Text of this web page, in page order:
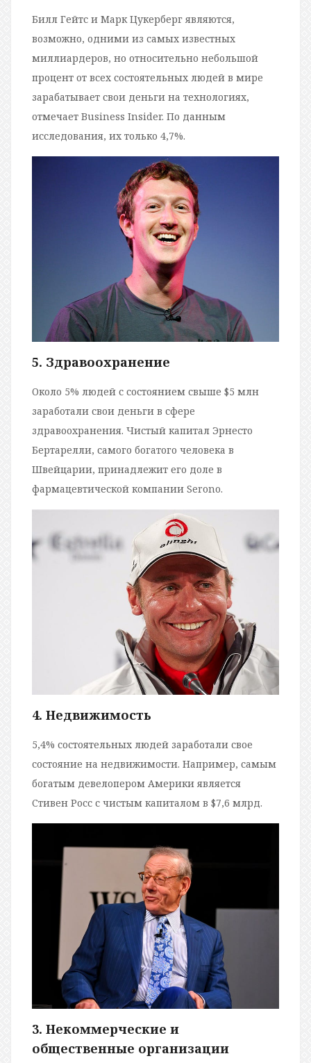
Билл Гейтс и Марк Цукерберг являются,
возможно, одними из самых известных
миллиардеров, но относительно небольшой
процент от всех состоятельных людей в мире
зарабатывает свои деньги на технологиях,
отмечает Business Insider. По данным
исследования, их только 4,7%.
5. Здравоохранение
Около 5% людей с состоянием свыше $5 млн
заработали свои деньги в сфере
здравоохранения. Чистый капитал Эрнесто
Бертарелли, самого богатого человека в
Швейцарии, принадлежит его доле в
фармацевтической компании Serono.
4. Недвижимость
5,4% состоятельных людей заработали свое
состояние на недвижимости. Например, самым
богатым девелопером Америки является
Стивен Росс с чистым капиталом в $7,6 млрд.
3. Некоммерческие и
общественные организации